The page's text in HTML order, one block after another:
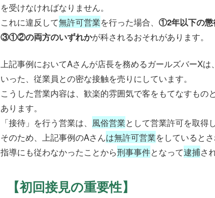
を受けなければなりません。
これに違反して無許可営業を行った場合、 ①2年以下の懲
③①②の両方のいずれかが科されるおそれがあります。
上記事例においてAさんが店長を務めるガールズバーX
いった、従業員との密な接触を売りにしています。
こうした営業内容は、歓楽的雰囲気で客をもてなすもの
あります。
「接待」を行う営業は、 風俗営業として営業許可を取得
そのため、上記事例のAさんは無許可営業をしていると
指導にも従わなかったことから刑事事件となって逮捕さ
【初回接見の重要性】